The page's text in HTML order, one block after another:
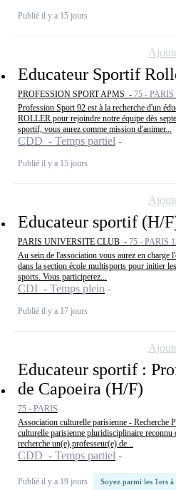
Publié il y a 15 jours
Educateur Sportif
PROFESSION SPORT APMS - 75 -
Profession Sport 92 est à la recherche d'un
ROLLER pour rejoindre notre équipe dès
sportif, vous aurez comme mission d'animer...
CDD - Temps partiel
Publié il y a 15 jours
Educateur sportif (H/
PARIS UNIVERSITE CLUB - 75 - PARIS
Au sein de l'association vous aurez en charge
dans la section école multisports pour initier
sports. Vous participerez...
CDI - Temps plein
Publié il y a 17 jours
Educateur sportif :
de Capoeira (H/F)
75 - PARIS
Association culturelle parisienne - Recherche
culturelle parisienne pluridisciplinaire reconnu
recherche un(e) professeur(e) de...
CDD - Temps partiel
Publié il y a 19 jours Soyez parmi les 1ers